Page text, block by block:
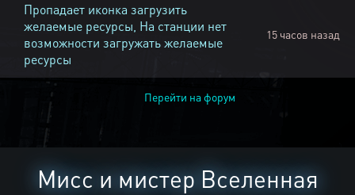
Пропадает иконка загрузить
желаемые ресурсы, На станции нет
возможности загружать желаемые
ресурсы
15 часов назад
Перейти на форум
Мисс и мистер Вселенная